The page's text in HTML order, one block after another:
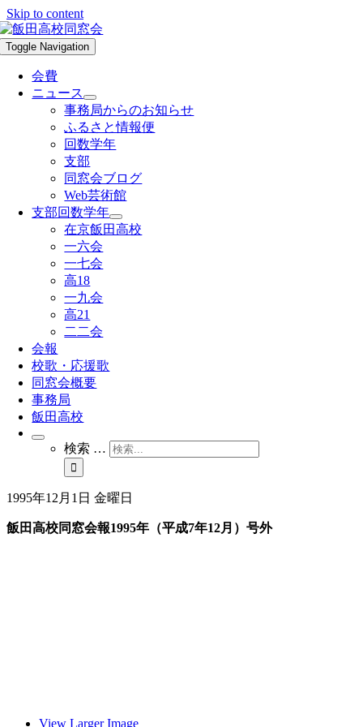
Skip to content
Toggle Navigation
会費
ニュース
事務局からのお知らせ
ふるさと情報便
回数学年
支部
同窓会ブログ
Web芸術館
支部回数学年
在京飯田高校
一六会
一七会
高18
一九会
高21
二二会
会報
校歌・応援歌
同窓会概要
事務局
飯田高校
検索 …
1995年12月1日 金曜日
飯田高校同窓会報1995年（平成7年12月）号外
View Larger Image